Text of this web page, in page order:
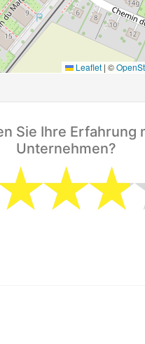
Leaflet | ©
Sie Ihre Erfahrung
Unternehmen?